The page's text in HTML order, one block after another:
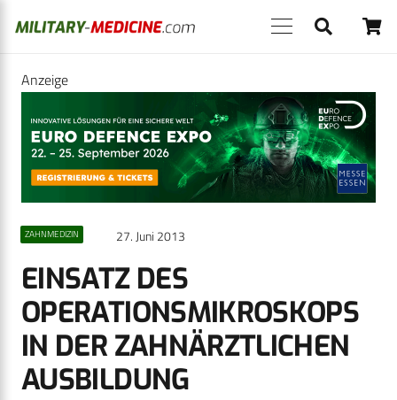
Anzeige
ZAHNMEDIZIN 27. Juni 2013
EINSATZ DES
OPERATIONSMIKROSKOPS
IN DER ZAHNÄRZTLICHEN
AUSBILDUNG